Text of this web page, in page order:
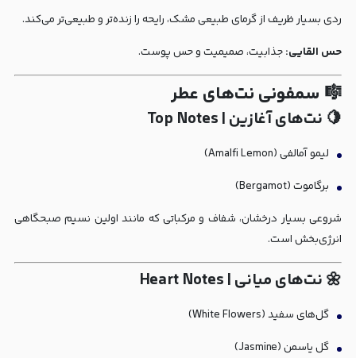
ردی بسیار ظریف از گرمای طبیعی مشک، رایحه را زنده‌تر و طبیعی‌تر می‌کند.
حس القایی:جذابیت، صمیمیت و حس پوست.
🎼 سمفونی نت‌های عطر
🍋 نت‌های آغازین | Top Notes
لیمو آمالفی (Amalfi Lemon)
برگاموت (Bergamot)
شروعی بسیار درخشان، شفاف و مرکباتی که مانند اولین نسیم صبحگاهی
انرژی‌بخش است.
🌼 نت‌های میانی | Heart Notes
گل‌های سفید (White Flowers)
گل یاسمن (Jasmine)